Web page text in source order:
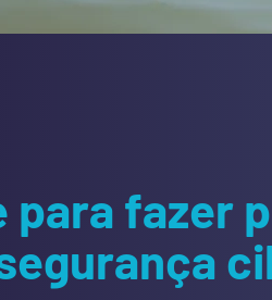
para fazer